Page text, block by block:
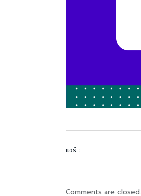
แชร์ :
Comments are closed.